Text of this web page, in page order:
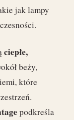
jak lampy
ciepłe,
beży,
które
podkreśla